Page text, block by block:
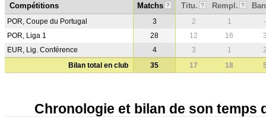
Compétitions Matchs ? Titu. ? Rempl. ?
POR, Coupe du Portugal 3 2 1
-
POR, Liga 1
28 12 16
EUR, Lig. Conférence
4 3 1
Bilan total en club
35 17 18
Chronologie et bilan de son temps